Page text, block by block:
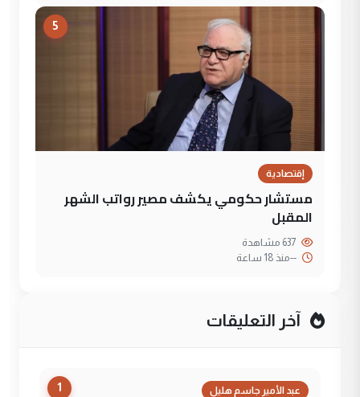
5
إقتصادية
مستشار حكومي يكشف مصير رواتب الشهر
المقبل
--منذ 18 ساعة
آخر التعليقات
1 عبد الأمير جاسم هليل